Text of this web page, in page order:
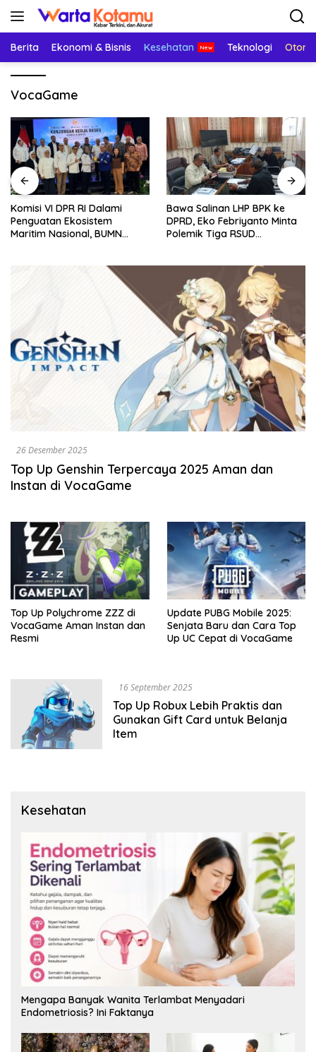
Langsung
Berita Ekonomi & Bisnis Kesehatan Teknologi
VocaGame
Komisi VI DPR RI Dalami
Penguatan Ekosistem
Maritim Nasional, BUMN
Bawa Salinan LHP BPK ke
DPRD, Eko Febriyanto Minta
Polemik Tiga RSUD
26 Desember 2025
Top Up Genshin Terpercaya 2025 Aman dan
Instan di VocaGame
Top Up Polychrome ZZZ di
VocaGame Aman Instan dan
Resmi
Update PUBG Mobile 2025:
Senjata Baru dan Cara Top
Up UC Cepat di VocaGame
16 September 2025
Top Up Robux Lebih Praktis dan
Gunakan Gift Card untuk Belanja
Item
Kesehatan
Mengapa Banyak Wanita Terlambat Menyadari
Endometriosis? Ini Faktanya